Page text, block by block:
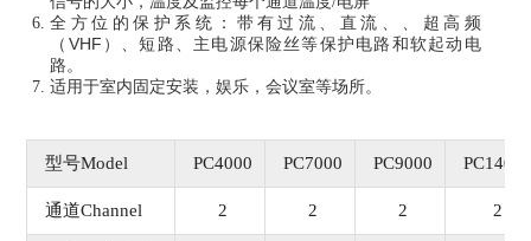
全方位的保护系统：带有过流、直流、、超高频
（ VHF ）、短路、主电源保险丝等保护电路和软起动电
路。
适用于室内固定安装，娱乐，会议室等场所。
型号Model PC4000 PC7000 PC9000
通道Channel 2 2 2 2